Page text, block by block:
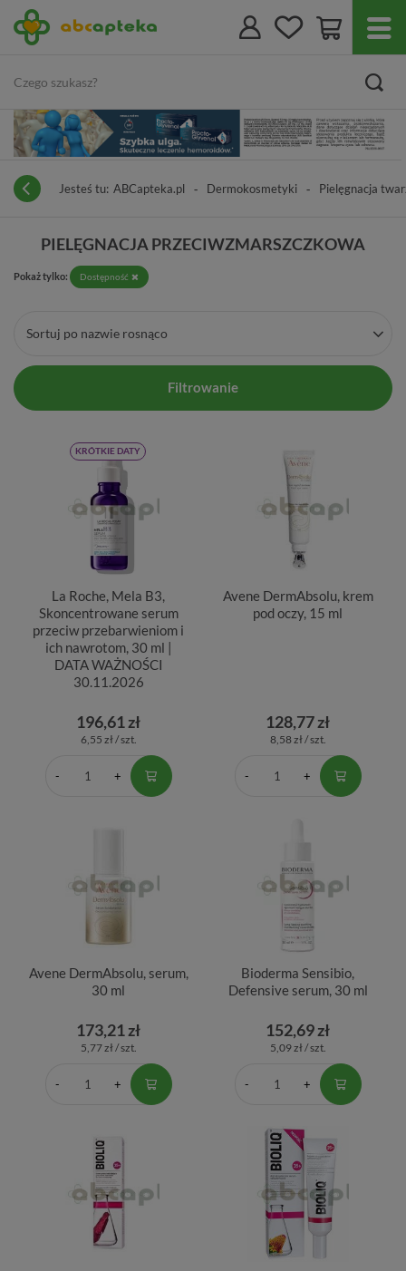
Jesteś tu: ABCapteka.pl Dermokosmetyki Pielęgnacja
PIELĘGNACJA PRZECIWZMARSZCZKOWA
Pokaż tylko: Dostępność
Sortuj po nazwie rosnąco
Filtrowanie
KRÓTKIE DATY
La Roche, Mela B3,
Skoncentrowane serum
przeciw przebarwieniom i
ich nawrotom, 30 ml |
DATA WAŻNOŚCI
30.11.2026
196,61 zł
6,55 zł / szt.
Avene DermAbsolu, krem
pod oczy, 15 ml
128,77 zł
8,58 zł / szt.
Avene DermAbsolu, serum,
30 ml
173,21 zł
5,77 zł / szt.
Bioderma Sensibio,
Defensive serum, 30 ml
152,69 zł
5,09 zł / szt.